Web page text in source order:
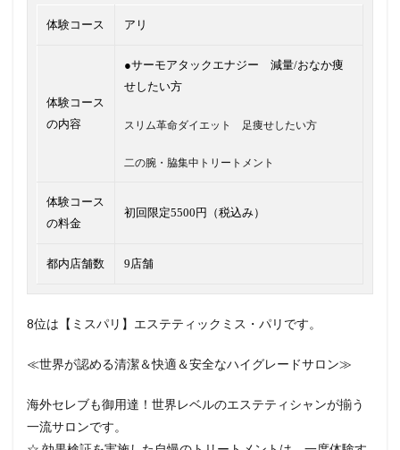
体験コース アリ
体験コース
の内容
●サーモアタックエナジー 減量/おなか痩
せしたい方
スリム革命ダイエット 足痩せしたい方
二の腕・脇集中トリートメント
体験コース
の料金
初回限定5500円（税込み）
都内店舗数 9店舗
8位は【ミスパリ】エステティックミス・パリです。
≪世界が認める清潔＆快適＆安全なハイグレードサロン≫
海外セレブも御用達！世界レベルのエステティシャンが揃う
一流サロンです。